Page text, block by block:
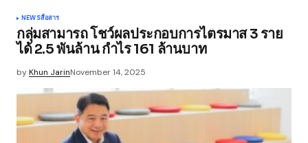
NEWSสื่อสาร
กลุ่มสามารถ โชว์ผลประกอบการไตรมาส 3 ราย
ได้ 2.5 พันล้าน กำไร 161 ล้านบาท
byKhun JarinNovember 14, 2025